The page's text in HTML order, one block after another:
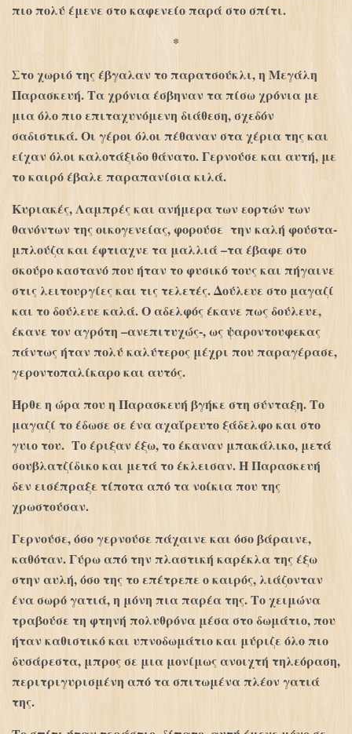
πιο πολύ έμενε στο καφενείο παρά στο σπίτι.
*
Στο χωριό της έβγαλαν το παρατσούκλι, η Μεγάλη
Παρασκευή. Τα χρόνια έσβηναν τα πίσω χρόνια με
μια όλο πιο επιταχυνόμενη διάθεση, σχεδόν
σαδιστικά. Οι γέροι όλοι πέθαναν στα χέρια της και
είχαν όλοι καλοτάξιδο θάνατο. Γερνούσε και αυτή, με
το καιρό έβαλε παραπανίσια κιλά.
Κυριακές, Λαμπρές και ανήμερα των εορτών των
θανόντων της οικογενείας, φορούσε την καλή φούστα-
μπλούζα και έφτιαχνε τα μαλλιά –τα έβαφε στο
σκούρο καστανό που ήταν το φυσικό τους και πήγαινε
στις λειτουργίες και τις τελετές. Δούλευε στο μαγαζί
και το δούλευε καλά. Ο αδελφός έκανε πως δούλευε,
έκανε τον αγρότη –ανεπιτυχώς-, ως ψαροντουφεκας
πάντως ήταν πολύ καλύτερος μέχρι που παραγέρασε,
γεροντοπαλίκαρο και αυτός.
Ήρθε η ώρα που η Παρασκευή βγήκε στη σύνταξη. Το
μαγαζί το έδωσε σε ένα αχαΐρευτο ξάδελφο και στο
γυιο του. Το έριξαν έξω, το έκαναν μπακάλικο, μετά
σουβλατζίδικο και μετά το έκλεισαν. Η Παρασκευή
δεν εισέπραξε τίποτα από τα νοίκια που της
χρωστούσαν.
Γερνούσε, όσο γερνούσε πάχαινε και όσο βάραινε,
καθόταν. Γύρω από την πλαστική καρέκλα της έξω
στην αυλή, όσο της το επέτρεπε ο καιρός, λιάζονταν
ένα σωρό γατιά, η μόνη πια παρέα της. Το χειμώνα
τραβούσε τη φτηνή πολυθρόνα μέσα στο δωμάτιο, που
ήταν καθιστικό και υπνοδωμάτιο και μύριζε όλο πιο
δυσάρεστα, μπρος σε μια μονίμως ανοιχτή τηλεόραση,
περιτριγυρισμένη από τα σπιτωμένα πλέον γατιά
της.